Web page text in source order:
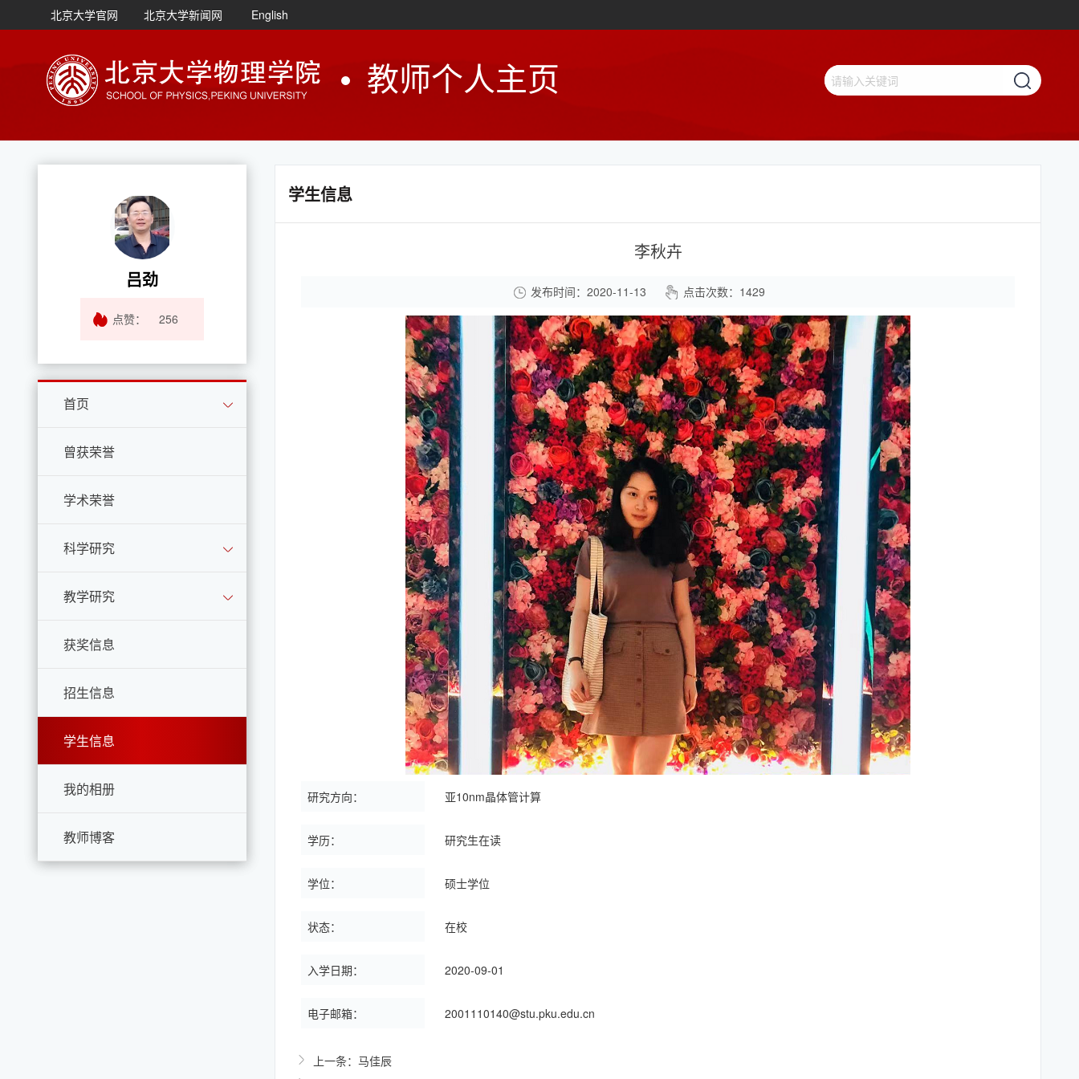
北京大学官网 北京大学新闻网 English
教师个人主页
吕劲
点赞： 256
首页
曾获荣誉
学术荣誉
科学研究
教学研究
获奖信息
招生信息
学生信息
我的相册
教师博客
学生信息
李秋卉
发布时间：2020-11-13 点击次数： 1429
研究方向： 亚10nm晶体管计算
学历： 研究生在读
学位： 硕士学位
状态： 在校
入学日期： 2020-09-01
电子邮箱： 2001110140@stu.pku.edu.cn
上一条：马佳辰